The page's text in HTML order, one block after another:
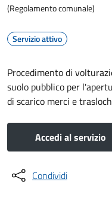
(Regolamento comunale)
Servizio attivo
Procedimento di
suolo pubblico per
di scarico merci e
Accedi al servizio
Condividi